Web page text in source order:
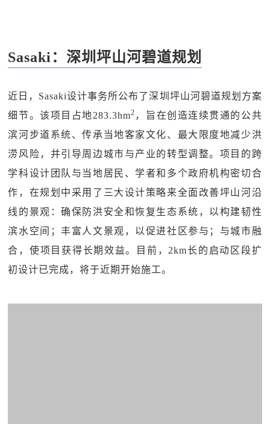
Sasaki：深圳坪山河碧道规划
近日，Sasaki设计事务所公布了深圳坪山河碧道规划方案
细节。该项目占地283.3hm2 ，旨在创造连续贯通的公共
滨河步道系统、传承当地客家文化、最大限度地减少洪
涝风险，并引导周边城市与产业的转型调整。项目的跨
学科设计团队与当地居民、学者和多个政府机构密切合
作，在规划中采用了三大设计策略来全面改善坪山河沿
线的景观：确保防洪安全和恢复生态系统，以构建韧性
滨水空间；丰富人文景观，以促进社区参与；与城市融
合，使项目获得长期效益。目前，2km长的启动区段扩
初设计已完成，将于近期开始施工。